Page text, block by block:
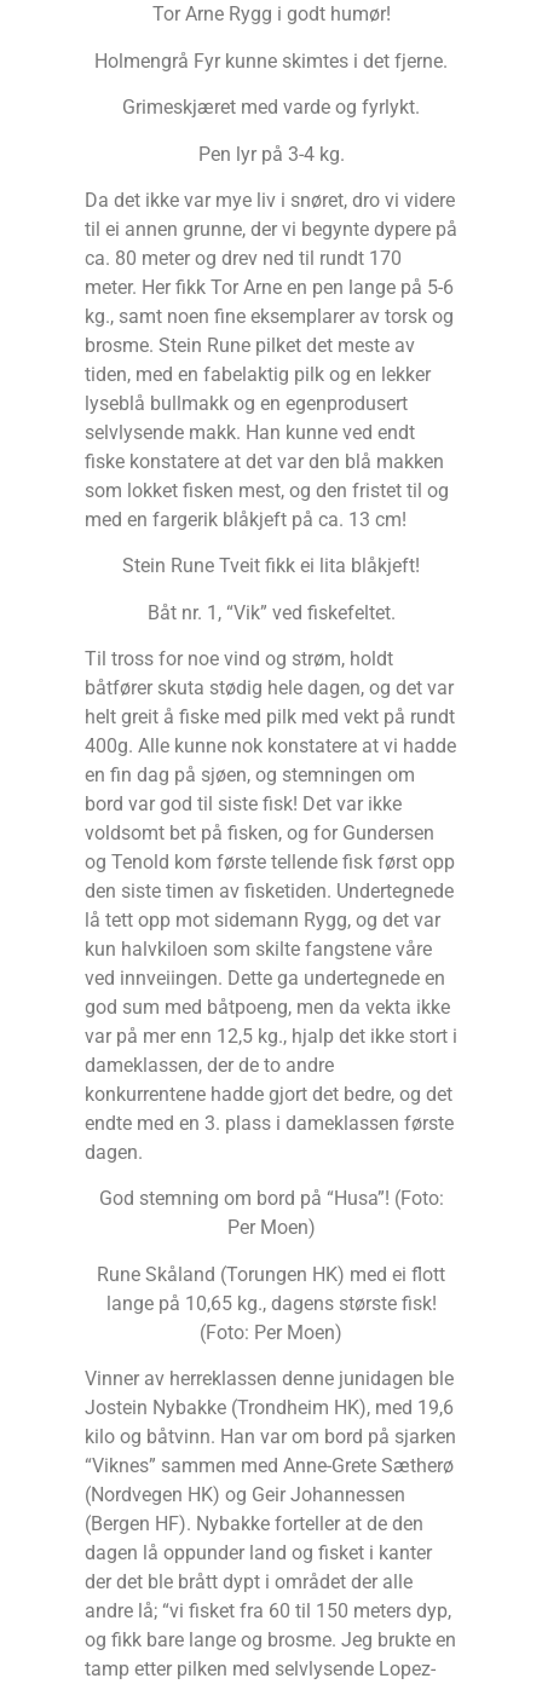
Tor Arne Rygg i godt humør!
Holmengrå Fyr kunne skimtes i det fjerne.
Grimeskjæret med varde og fyrlykt.
Pen lyr på 3-4 kg.
Da det ikke var mye liv i snøret, dro vi videre
til ei annen grunne, der vi begynte dypere på
ca. 80 meter og drev ned til rundt 170
meter. Her fikk Tor Arne en pen lange på 5-6
kg., samt noen fine eksemplarer av torsk og
brosme. Stein Rune pilket det meste av
tiden, med en fabelaktig pilk og en lekker
lyseblå bullmakk og en egenprodusert
selvlysende makk. Han kunne ved endt
fiske konstatere at det var den blå makken
som lokket fisken mest, og den fristet til og
med en fargerik blåkjeft på ca. 13 cm!
Stein Rune Tveit fikk ei lita blåkjeft!
Båt nr. 1, “Vik” ved fiskefeltet.
Til tross for noe vind og strøm, holdt
båtfører skuta stødig hele dagen, og det var
helt greit å fiske med pilk med vekt på rundt
400g. Alle kunne nok konstatere at vi hadde
en fin dag på sjøen, og stemningen om
bord var god til siste fisk! Det var ikke
voldsomt bet på fisken, og for Gundersen
og Tenold kom første tellende fisk først opp
den siste timen av fisketiden. Undertegnede
lå tett opp mot sidemann Rygg, og det var
kun halvkiloen som skilte fangstene våre
ved innveiingen. Dette ga undertegnede en
god sum med båtpoeng, men da vekta ikke
var på mer enn 12,5 kg., hjalp det ikke stort i
dameklassen, der de to andre
konkurrentene hadde gjort det bedre, og det
endte med en 3. plass i dameklassen første
dagen.
God stemning om bord på “Husa”! (Foto:
Per Moen)
Rune Skåland (Torungen HK) med ei flott
lange på 10,65 kg., dagens største fisk!
(Foto: Per Moen)
Vinner av herreklassen denne junidagen ble
Jostein Nybakke (Trondheim HK), med 19,6
kilo og båtvinn. Han var om bord på sjarken
“Viknes” sammen med Anne-Grete Sætherø
(Nordvegen HK) og Geir Johannessen
(Bergen HF). Nybakke forteller at de den
dagen lå oppunder land og fisket i kanter
der det ble brått dypt i området der alle
andre lå; “vi fisket fra 60 til 150 meters dyp,
og fikk bare lange og brosme. Jeg brukte en
tamp etter pilken med selvlysende Lopez-